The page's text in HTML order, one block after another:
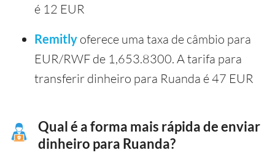
é 12 EUR
Remitly oferece uma taxa de câmbio para
EUR/RWF de 1,653.8300. A tarifa para
transferir dinheiro para Ruanda é 47 EUR
Qual é a forma mais rápida de enviar
dinheiro para Ruanda?